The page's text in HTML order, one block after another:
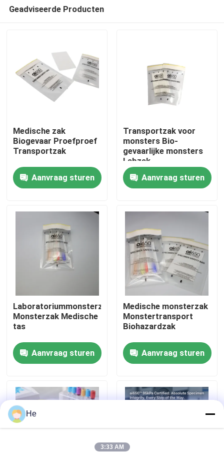
Thuis
Video's
Over ons
Fabriekstocht
Kwaliteitscontrole
Nieuws
Vraag een offerte
95Kpa zakken
95kPa de Zak van het specimenvervoer
Geadviseerde Producten
Medische zak
Biogevaar Proefproef
Transportzak
Aanvraag sturen
Transportzak voor
monsters Bio-
gevaarlijke monsters
Labzak
Aanvraag sturen
Laboratoriummonsterzak
Monsterzak Medische
tas
Aanvraag sturen
Medische monsterzak
Monstertransport
Biohazardzak
Aanvraag sturen
He
3:33 AM